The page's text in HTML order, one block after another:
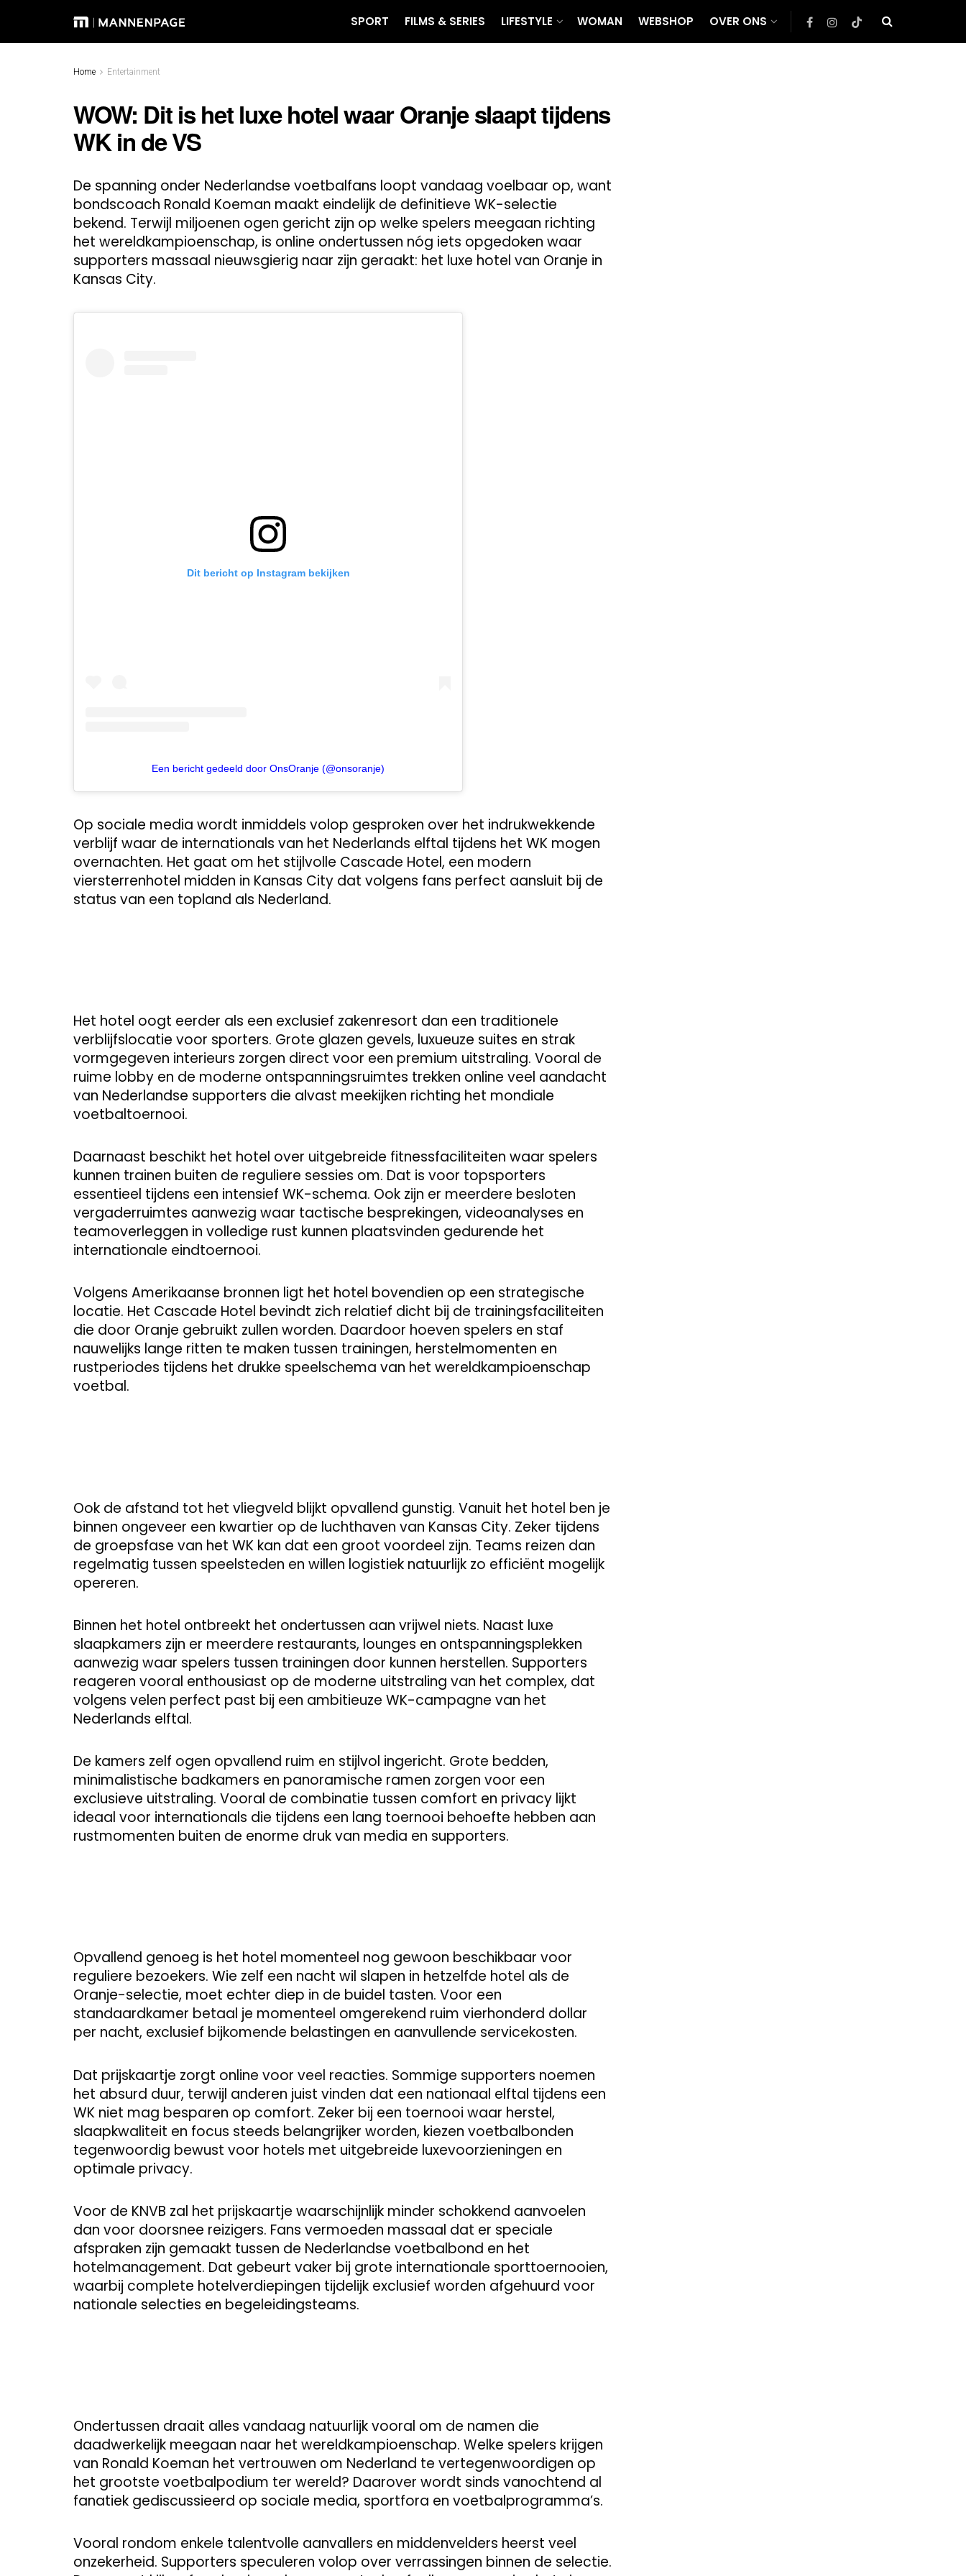
SPORT FILMS & SERIES LIFESTYLE WOMAN WEBSHOP OVER ONS
Home Entertainment
WOW: Dit is het luxe hotel waar Oranje slaapt tijdens
WK in de VS
De spanning onder Nederlandse voetbalfans loopt vandaag voelbaar op, want
bondscoach Ronald Koeman maakt eindelijk de definitieve WK-selectie
bekend. Terwijl miljoenen ogen gericht zijn op welke spelers meegaan richting
het wereldkampioenschap, is online ondertussen nóg iets opgedoken waar
supporters massaal nieuwsgierig naar zijn geraakt: het luxe hotel van Oranje in
Kansas City.
Dit bericht op Instagram bekijken
Een bericht gedeeld door OnsOranje (@onsoranje)
Op sociale media wordt inmiddels volop gesproken over het indrukwekkende
verblijf waar de internationals van het Nederlands elftal tijdens het WK mogen
overnachten. Het gaat om het stijlvolle Cascade Hotel, een modern
viersterrenhotel midden in Kansas City dat volgens fans perfect aansluit bij de
status van een topland als Nederland.
Het hotel oogt eerder als een exclusief zakenresort dan een traditionele
verblijfslocatie voor sporters. Grote glazen gevels, luxueuze suites en strak
vormgegeven interieurs zorgen direct voor een premium uitstraling. Vooral de
ruime lobby en de moderne ontspanningsruimtes trekken online veel aandacht
van Nederlandse supporters die alvast meekijken richting het mondiale
voetbaltoernooi.
Daarnaast beschikt het hotel over uitgebreide fitnessfaciliteiten waar spelers
kunnen trainen buiten de reguliere sessies om. Dat is voor topsporters
essentieel tijdens een intensief WK-schema. Ook zijn er meerdere besloten
vergaderruimtes aanwezig waar tactische besprekingen, videoanalyses en
teamoverleggen in volledige rust kunnen plaatsvinden gedurende het
internationale eindtoernooi.
Volgens Amerikaanse bronnen ligt het hotel bovendien op een strategische
locatie. Het Cascade Hotel bevindt zich relatief dicht bij de trainingsfaciliteiten
die door Oranje gebruikt zullen worden. Daardoor hoeven spelers en staf
nauwelijks lange ritten te maken tussen trainingen, herstelmomenten en
rustperiodes tijdens het drukke speelschema van het wereldkampioenschap
voetbal.
Ook de afstand tot het vliegveld blijkt opvallend gunstig. Vanuit het hotel ben je
binnen ongeveer een kwartier op de luchthaven van Kansas City. Zeker tijdens
de groepsfase van het WK kan dat een groot voordeel zijn. Teams reizen dan
regelmatig tussen speelsteden en willen logistiek natuurlijk zo efficiënt mogelijk
opereren.
Binnen het hotel ontbreekt het ondertussen aan vrijwel niets. Naast luxe
slaapkamers zijn er meerdere restaurants, lounges en ontspanningsplekken
aanwezig waar spelers tussen trainingen door kunnen herstellen. Supporters
reageren vooral enthousiast op de moderne uitstraling van het complex, dat
volgens velen perfect past bij een ambitieuze WK-campagne van het
Nederlands elftal.
De kamers zelf ogen opvallend ruim en stijlvol ingericht. Grote bedden,
minimalistische badkamers en panoramische ramen zorgen voor een
exclusieve uitstraling. Vooral de combinatie tussen comfort en privacy lijkt
ideaal voor internationals die tijdens een lang toernooi behoefte hebben aan
rustmomenten buiten de enorme druk van media en supporters.
Opvallend genoeg is het hotel momenteel nog gewoon beschikbaar voor
reguliere bezoekers. Wie zelf een nacht wil slapen in hetzelfde hotel als de
Oranje-selectie, moet echter diep in de buidel tasten. Voor een
standaardkamer betaal je momenteel omgerekend ruim vierhonderd dollar
per nacht, exclusief bijkomende belastingen en aanvullende servicekosten.
Dat prijskaartje zorgt online voor veel reacties. Sommige supporters noemen
het absurd duur, terwijl anderen juist vinden dat een nationaal elftal tijdens een
WK niet mag besparen op comfort. Zeker bij een toernooi waar herstel,
slaapkwaliteit en focus steeds belangrijker worden, kiezen voetbalbonden
tegenwoordig bewust voor hotels met uitgebreide luxevoorzieningen en
optimale privacy.
Voor de KNVB zal het prijskaartje waarschijnlijk minder schokkend aanvoelen
dan voor doorsnee reizigers. Fans vermoeden massaal dat er speciale
afspraken zijn gemaakt tussen de Nederlandse voetbalbond en het
hotelmanagement. Dat gebeurt vaker bij grote internationale sporttoernooien,
waarbij complete hotelverdiepingen tijdelijk exclusief worden afgehuurd voor
nationale selecties en begeleidingsteams.
Ondertussen draait alles vandaag natuurlijk vooral om de namen die
daadwerkelijk meegaan naar het wereldkampioenschap. Welke spelers krijgen
van Ronald Koeman het vertrouwen om Nederland te vertegenwoordigen op
het grootste voetbalpodium ter wereld? Daarover wordt sinds vanochtend al
fanatiek gediscussieerd op sociale media, sportfora en voetbalprogramma’s.
Vooral rondom enkele talentvolle aanvallers en middenvelders heerst veel
onzekerheid. Supporters speculeren volop over verrassingen binnen de selectie.